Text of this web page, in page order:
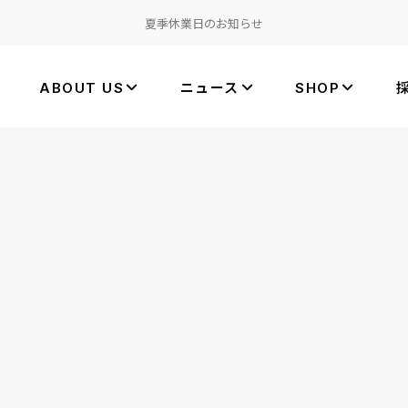
夏季休業日のお知らせ
ABOUT US ニュース SHOP